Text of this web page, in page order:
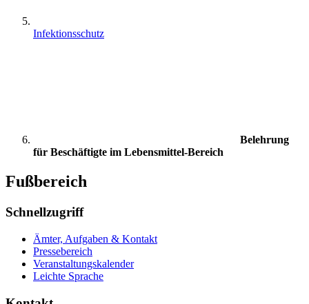
Infektionsschutz
Belehrung
für Beschäftigte im Lebensmittel-Bereich
Fußbereich
Schnellzugriff
Ämter, Aufgaben & Kontakt
Pressebereich
Veranstaltungskalender
Leichte Sprache